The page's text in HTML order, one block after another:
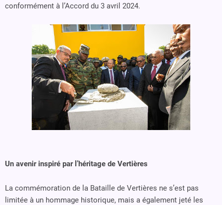
conformément à l’Accord du 3 avril 2024.
Un avenir inspiré par l’héritage de Vertières
La commémoration de la Bataille de Vertières ne s’est pas
limitée à un hommage historique, mais a également jeté les